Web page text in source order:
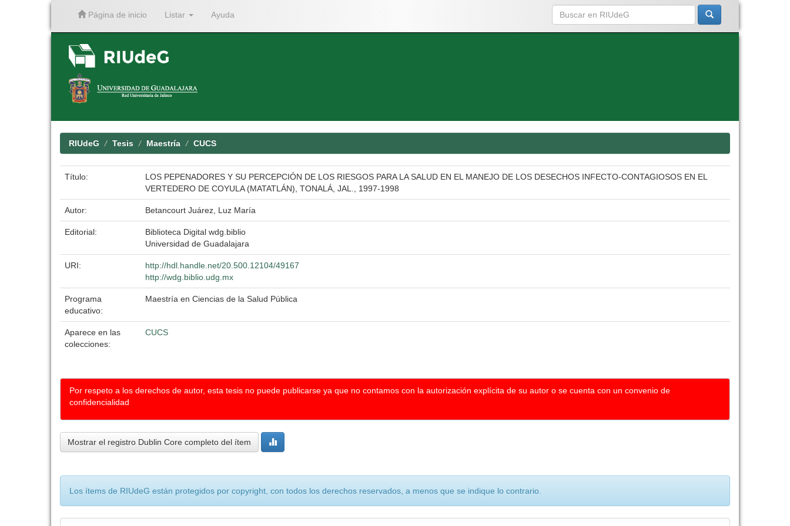
Página de inicio Listar Ayuda
RIUdeG Tesis Maestría CUCS
Título:
LOS PEPENADORES Y SU PERCEPCIÓN DE LOS RIESGOS PARA LA SALUD EN EL MANEJO DE LOS DESECHOS INFECTO-CONTAGIOSOS EN EL
VERTEDERO DE COYULA (MATATLÁN), TONALÁ, JAL., 1997-1998
Autor: Betancourt Juárez, Luz María
Editorial:
Biblioteca Digital wdg.biblio
Universidad de Guadalajara
URI:
http://hdl.handle.net/20.500.12104/49167
http://wdg.biblio.udg.mx
Programa
educativo:
Maestría en Ciencias de la Salud Pública
Aparece en las
colecciones:
CUCS
Por respeto a los derechos de autor, esta tesis no puede publicarse ya que no contamos con la autorización explícita de su autor o se cuenta con un convenio de
confidencialidad
Mostrar el registro Dublin Core completo del ítem
Los ítems de RIUdeG están protegidos por copyright, con todos los derechos reservados, a menos que se indique lo contrario.